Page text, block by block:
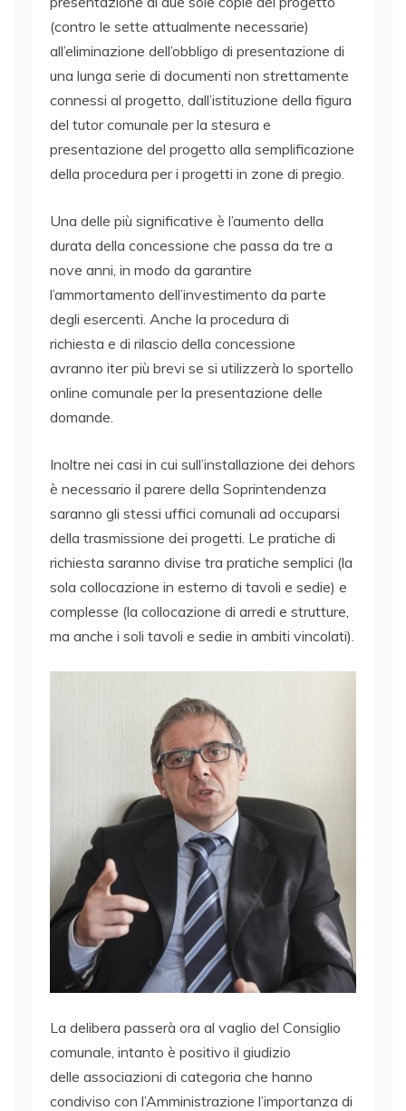
(contro le sette attualmente necessarie)
all’eliminazione dell’obbligo di presentazione di
una lunga serie di documenti non strettamente
connessi al progetto, dall’istituzione della figura
del tutor comunale per la stesura e
presentazione del progetto alla semplificazione
della procedura per i progetti in zone di pregio.
Una delle più significative è l’aumento della
durata della concessione che passa da tre a
nove anni, in modo da garantire
l’ammortamento dell’investimento da parte
degli esercenti. Anche la procedura di
richiesta e di rilascio della concessione
avranno iter più brevi se si utilizzerà lo sportello
online comunale per la presentazione delle
domande.
Inoltre nei casi in cui sull’installazione dei dehors
è necessario il parere della Soprintendenza
saranno gli stessi uffici comunali ad occuparsi
della trasmissione dei progetti. Le pratiche di
richiesta saranno divise tra pratiche semplici (la
sola collocazione in esterno di tavoli e sedie) e
complesse (la collocazione di arredi e strutture,
ma anche i soli tavoli e sedie in ambiti vincolati).
La delibera passerà ora al vaglio del Consiglio
comunale, intanto è positivo il giudizio
delle associazioni di categoria che hanno
condiviso con l’Amministrazione l’importanza di